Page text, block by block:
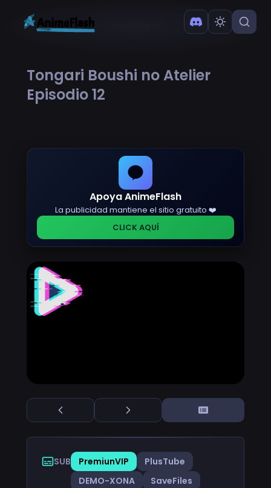
Tongari Boushi no Atelier
Episodio 12
Apoya AnimeFlash
La publicidad mantiene el sitio gratuito ❤️
CLICK AQUÍ
SUB PremiunVIP
PlusTube
DEMO-XONA
SaveFiles